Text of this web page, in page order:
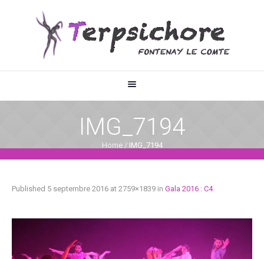
IMG_7194
Home / IMG_7194
Published 5 septembre 2016 at 2759×1839 in Gala 2016 : C4.